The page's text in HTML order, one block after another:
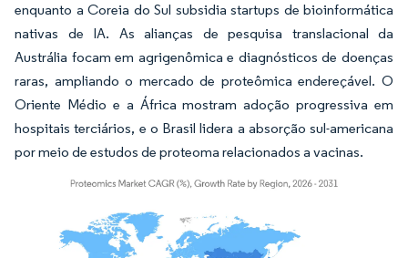
enquanto a Coreia do Sul subsidia startups de bioinformática
nativas de IA. As alianças de pesquisa translacional da
Austrália focam em agrigenômica e diagnósticos de doenças
raras, ampliando o mercado de proteômica endereçável. O
Oriente Médio e a África mostram adoção progressiva em
hospitais terciários, e o Brasil lidera a absorção sul-americana
por meio de estudos de proteoma relacionados a vacinas.